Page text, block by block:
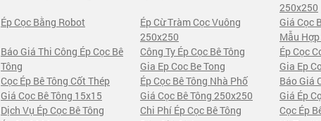
250x250
Ép Cọc Bằng Robot
Ép Cừ Tràm Cọc Vuông
250x250
Giá Cọc
Mẫu
Báo Giá Thi Công Ép Cọc Bê
Tông
Công Ty Ép Cọc Bê Tông
Ép Cọc
Gia Ep Coc Be Tong
Gia Ep
Cọc Ép Bê Tông Cốt Thép Ép Cọc Bê Tông Nhà Phố
Báo Giá
Giá Cọc Bê Tông 15x15 Giá Cọc Bê Tông 250x250
Giá Ép
Dịch Vụ Ép Cọc Bê Tông Chi Phí Ép Cọc Bê Tông
Cọc Ép